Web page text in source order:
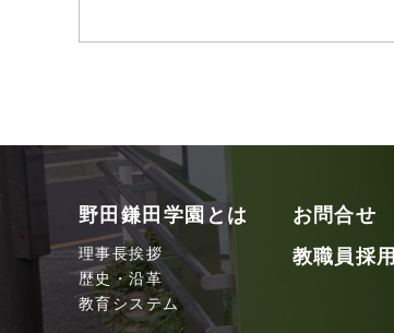
野田鎌田学園とは
理事長挨拶
歴史・沿革
教育システム
お問合せ
教職員採用